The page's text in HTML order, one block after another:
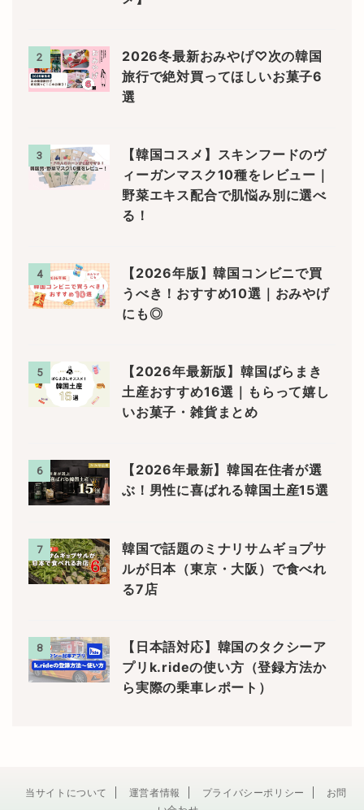
2
2026冬最新おみやげ♡次の韓国
旅行で絶対買ってほしいお菓子6
選
3
【韓国コスメ】スキンフードのヴ
ィーガンマスク10種をレビュー｜
野菜エキス配合で肌悩み別に選べ
る！
4
【2026年版】韓国コンビニで買
うべき！おすすめ10選｜おみやげ
にも◎
5
【2026年最新版】韓国ばらまき
土産おすすめ16選｜もらって嬉し
いお菓子・雑貨まとめ
6
【2026年最新】韓国在住者が選
ぶ！男性に喜ばれる韓国土産15選
7
韓国で話題のミナリサムギョプサ
ルが日本（東京・大阪）で食べれ
る7店
8
【日本語対応】韓国のタクシーア
プリk.rideの使い方（登録方法か
ら実際の乗車レポート）
当サイトについて 運営者情報 プライバシーポリシー
お問